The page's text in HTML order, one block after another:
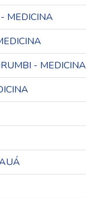
MEDICINA
- MEDICINA